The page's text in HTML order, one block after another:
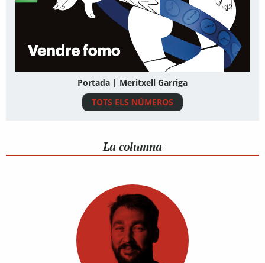
Portada | Meritxell Garriga
TOTS ELS NÚMEROS
La columna